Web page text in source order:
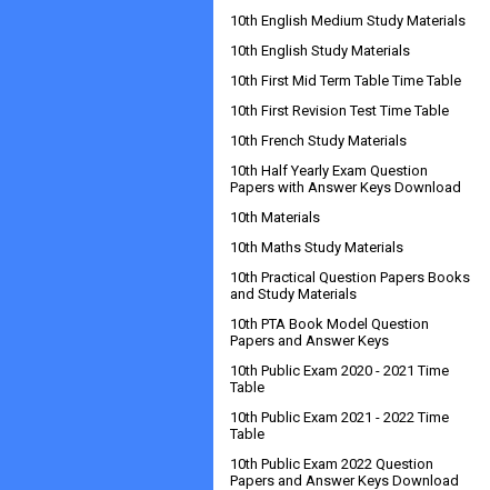
10th English Medium Study Materials
10th English Study Materials
10th First Mid Term Table Time Table
10th First Revision Test Time Table
10th French Study Materials
10th Half Yearly Exam Question
Papers with Answer Keys Download
10th Materials
10th Maths Study Materials
10th Practical Question Papers Books
and Study Materials
10th PTA Book Model Question
Papers and Answer Keys
10th Public Exam 2020 - 2021 Time
Table
10th Public Exam 2021 - 2022 Time
Table
10th Public Exam 2022 Question
Papers and Answer Keys Download